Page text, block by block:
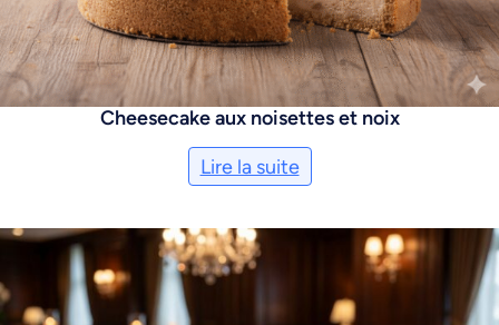
Cheesecake aux noisettes et noix
Lire la suite